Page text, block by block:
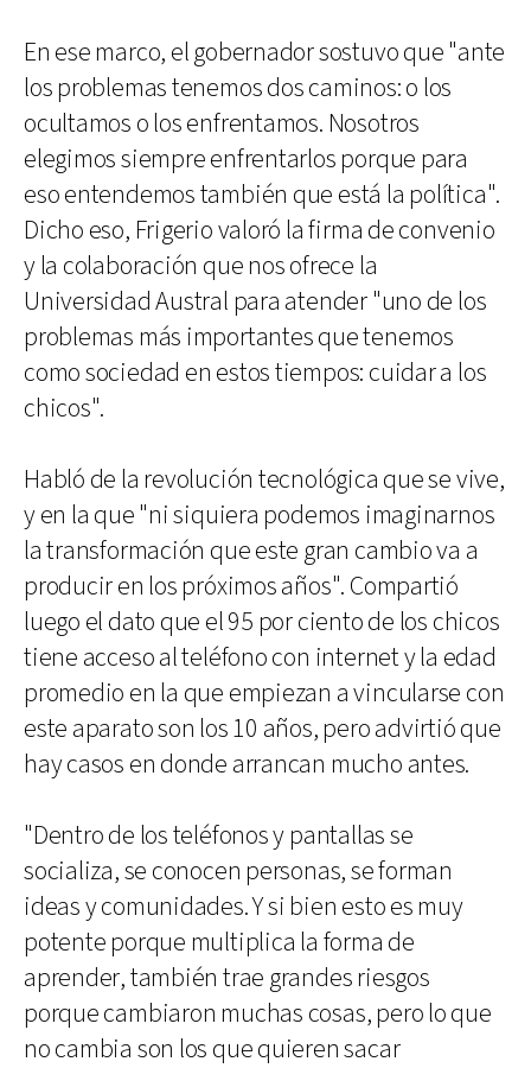
En ese marco, el gobernador sostuvo que "ante
los problemas tenemos dos caminos: o los
ocultamos o los enfrentamos. Nosotros
elegimos siempre enfrentarlos porque para
eso entendemos también que está la política".
Dicho eso, Frigerio valoró la firma de convenio
y la colaboración que nos ofrece la
Universidad Austral para atender "uno de los
problemas más importantes que tenemos
como sociedad en estos tiempos: cuidar a los
chicos".
Habló de la revolución tecnológica que se vive,
y en la que "ni siquiera podemos imaginarnos
la transformación que este gran cambio va a
producir en los próximos años". Compartió
luego el dato que el 95 por ciento de los chicos
tiene acceso al teléfono con internet y la edad
promedio en la que empiezan a vincularse con
este aparato son los 10 años, pero advirtió que
hay casos en donde arrancan mucho antes.
"Dentro de los teléfonos y pantallas se
socializa, se conocen personas, se forman
ideas y comunidades. Y si bien esto es muy
potente porque multiplica la forma de
aprender, también trae grandes riesgos
porque cambiaron muchas cosas, pero lo que
no cambia son los que quieren sacar